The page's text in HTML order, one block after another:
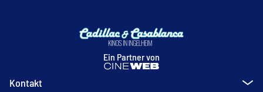
Ein Partner von
Kontakt